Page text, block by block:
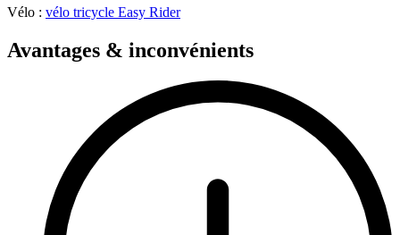
Vélo : vélo tricycle Easy Rider
Avantages & inconvénients